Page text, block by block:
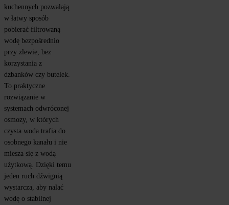
kuchennych pozwalają
w łatwy sposób
pobierać filtrowaną
wodę bezpośrednio
przy zlewie, bez
korzystania z
dzbanków czy butelek.
To praktyczne
rozwiązanie w
systemach odwróconej
osmozy, w których
czysta woda trafia do
osobnego kanału i nie
miesza się z wodą
użytkową. Dzięki temu
jeden ruch dźwignią
wystarcza, aby nalać
wodę o stabilnej